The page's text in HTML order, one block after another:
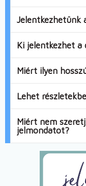
Jelentkezhetünk
Ki jelentkezhet a
Miért ilyen
Lehet
Miért nem
jelmondatot?